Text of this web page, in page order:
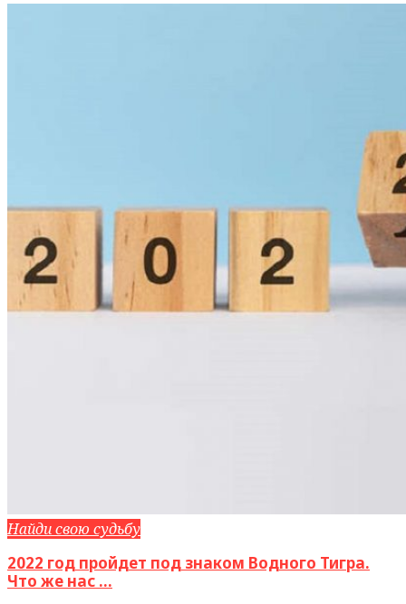
Найди свою судьбу
2022 год пройдет под знаком Водного Тигра.
Что же нас ...